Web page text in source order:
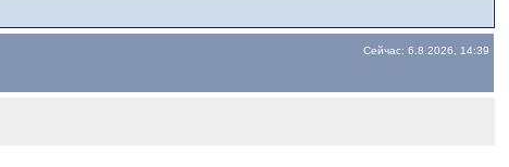
Сейчас: 6.8.2026, 14:39